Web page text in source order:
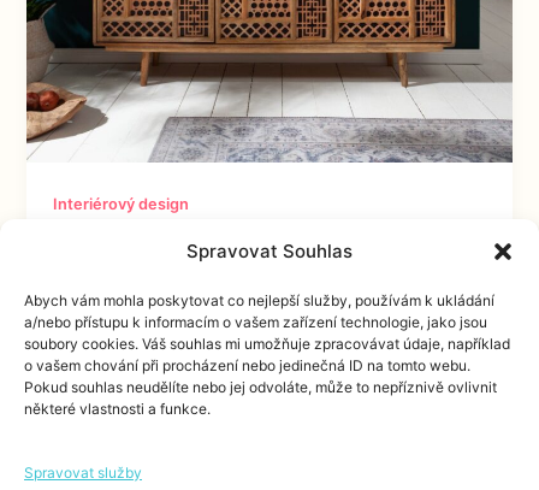
Spravovat Souhlas
Abych vám mohla poskytovat co nejlepší služby, používám k ukládání
a/nebo přístupu k informacím o vašem zařízení technologie, jako jsou
soubory cookies. Váš souhlas mi umožňuje zpracovávat údaje, například
o vašem chování při procházení nebo jedinečná ID na tomto webu.
Pokud souhlas neudělíte nebo jej odvoláte, může to nepříznivě ovlivnit
některé vlastnosti a funkce.
Spravovat služby
Interiérový design
Komody, které poslouží jako solitér
Hledáte originální kousek do vašeho domova, který
má přitáhnout pozornost? Potřebujete úložný
prostor? Nábytek, který vydrží? Jste ochotni
investovat svoje